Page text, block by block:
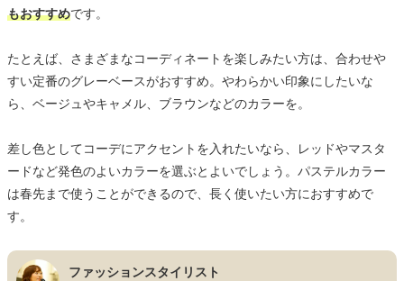
もおすすめです。
たとえば、さまざまなコーディネートを楽しみたい方は、合わせや
すい定番のグレーベースがおすすめ。やわらかい印象にしたいな
ら、ベージュやキャメル、ブラウンなどのカラーを。
差し色としてコーデにアクセントを入れたいなら、レッドやマスタ
ードなど発色のよいカラーを選ぶとよいでしょう。パステルカラー
は春先まで使うことができるので、長く使いたい方におすすめで
す。
ファッションスタイリスト